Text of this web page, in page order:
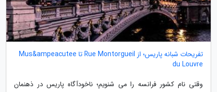
تفریحات شبانه پاریس؛ از Rue Montorgueil تا Mus&ampeacutee
du Louvre
وقتی نام کشور فرانسه را می شنویم؛ ناخودآگاه پاریس در ذهنمان